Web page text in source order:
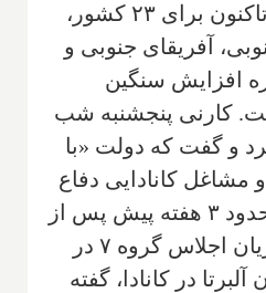
است. دونالد ترامپ تاکنون برای ۲۳ کشور،
آفریقای جنوبی و
افزایش سنگین
کارنی پنجشنبه شب
کرد و گفت که دولت «با
مشاغل کانادایی دفاع
کرده است.» کارنی حدود ۳ هفته پیش پس از
دیدار با ترامپ در جریان اجلاس گروه ۷ در
در کانادا، گفته